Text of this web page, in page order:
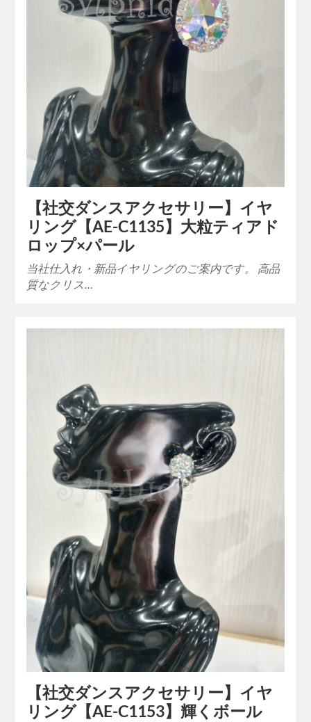
【社交ダンスアクセサリー】イヤ
リング【AE-C1135】大粒ティアド
ロップ×パール
当社仕入れ・新品イヤリングのご案内です。 高品
質なクリス…
【社交ダンスアクセサリー】イヤ
リング【AE-C1153】輝くボール